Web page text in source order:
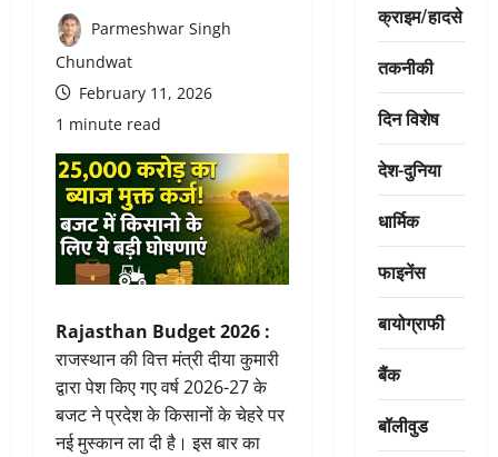
Parmeshwar Singh
Chundwat
February 11, 2026
1 minute read
Rajasthan Budget 2026 :
राजस्थान की वित्त मंत्री दीया कुमारी
द्वारा पेश किए गए वर्ष 2026-27 के
बजट ने प्रदेश के किसानों के चेहरे पर
नई मुस्कान ला दी है। इस बार का
क्राइम/हादसे
तकनीकी
दिन विशेष
देश-दुनिया
धार्मिक
फाइनेंस
बायोग्राफी
बैंक
बॉलीवुड